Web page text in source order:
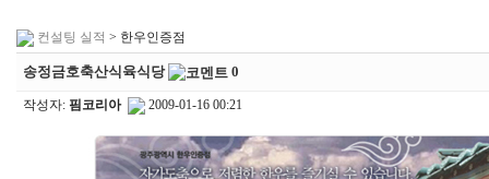
컨설팅 실적 > 한우인증점
송정금호축산식육식당 0
작성자: 핌코리아 2009-01-16 00:21